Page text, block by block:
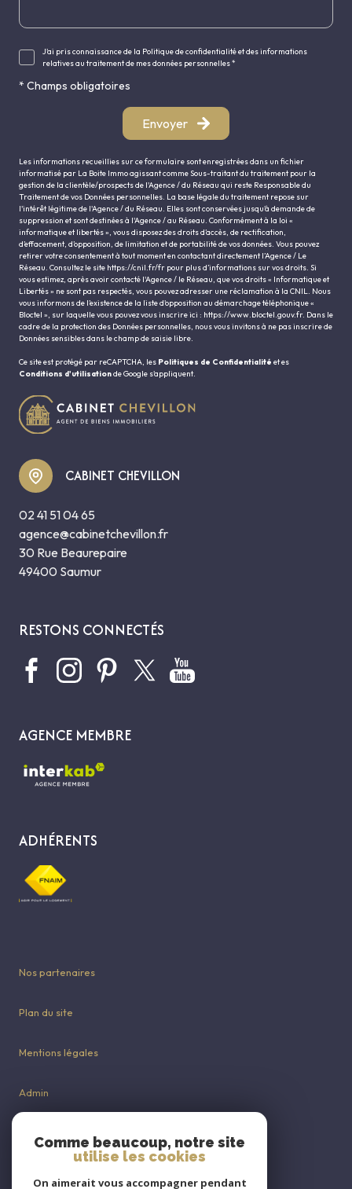
J'ai pris connaissance de la Politique de confidentialité et des informations
relatives au traitement de mes données personnelles *
* Champs obligatoires
Envoyer
Les informations recueillies sur ce formulaire sont enregistrées dans un fichier
informatisé par La Boite Immo agissant comme Sous-traitant du traitement pour la
gestion de la clientèle/prospects de l'Agence / du Réseau qui reste Responsable du
Traitement de vos Données personnelles. La base légale du traitement repose sur
l'intérêt légitime de l'Agence / du Réseau. Elles sont conservées jusqu'à demande de
suppression et sont destinées à l'Agence / au Réseau. Conformément à la loi «
informatique et libertés », vous disposez des droits d’accès, de rectification,
d’effacement, d’opposition, de limitation et de portabilité de vos données. Vous pouvez
retirer votre consentement à tout moment en contactant directement l’Agence / Le
Réseau. Consultez le site https://cnil.fr/fr pour plus d’informations sur vos droits. Si
vous estimez, après avoir contacté l'Agence / le Réseau, que vos droits « Informatique et
Libertés » ne sont pas respectés, vous pouvez adresser une réclamation à la CNIL. Nous
vous informons de l’existence de la liste d'opposition au démarchage téléphonique «
Bloctel », sur laquelle vous pouvez vous inscrire ici : https://www.bloctel.gouv.fr. Dans le
cadre de la protection des Données personnelles, nous vous invitons à ne pas inscrire de
Données sensibles dans le champ de saisie libre.
Ce site est protégé par reCAPTCHA, les Politiques de Confidentialité et es
Conditions d'utilisationde Google s'appliquent.
CABINET CHEVILLON
02 41 51 04 65
agence@cabinetchevillon.fr
30 Rue Beaurepaire
49400 Saumur
RESTONS CONNECTÉS
AGENCE MEMBRE
ADHÉRENTS
Nos partenaires
Plan du site
Mentions légales
Admin
Comme beaucoup, notre site
utilise les cookies
On aimerait vous accompagner pendant